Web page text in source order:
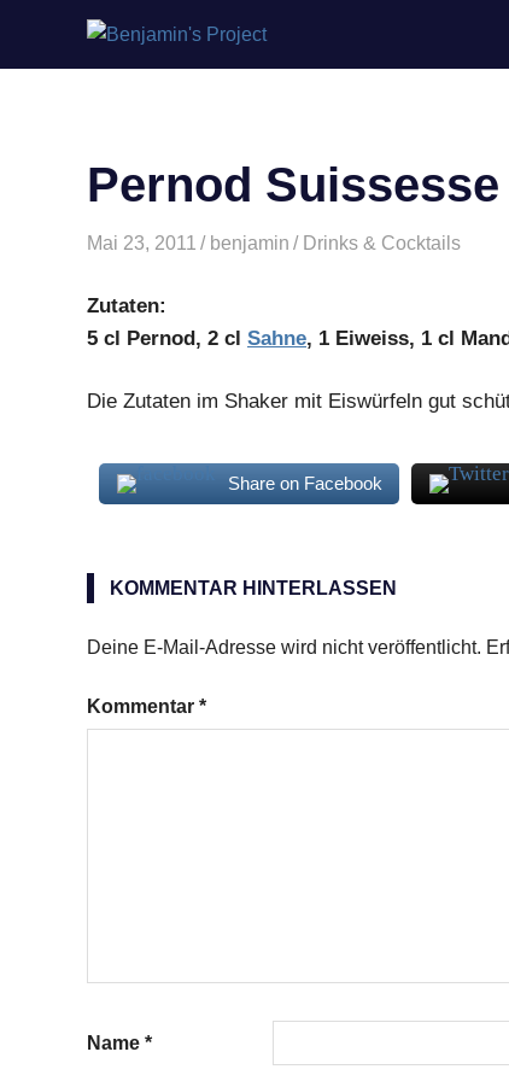
Pernod Suissesse
Mai 23, 2011 benjamin Drinks & Cocktails
Zutaten:
5 cl Pernod, 2 cl Sahne, 1 Eiweiss, 1 cl
Die Zutaten im Shaker mit Eiswürfeln gut
Share on Facebook
KOMMENTAR HINTERLASSEN
Deine E-Mail-Adresse wird nicht veröffentlicht.
Kommentar *
Name *